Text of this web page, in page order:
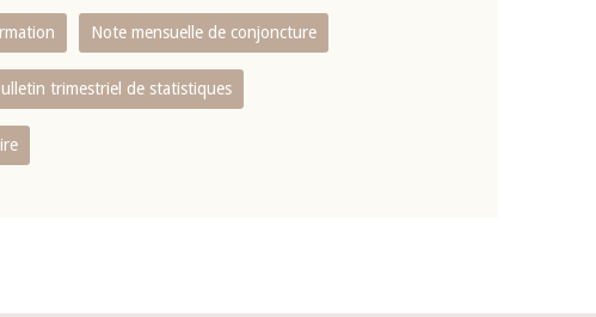
Note mensuelle de conjoncture
trimestriel de statistiques